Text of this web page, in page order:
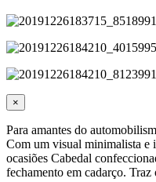
×
Para amantes do
Com um visual minimalista e
ocasiões Cabedal
fechamento em cadarço.